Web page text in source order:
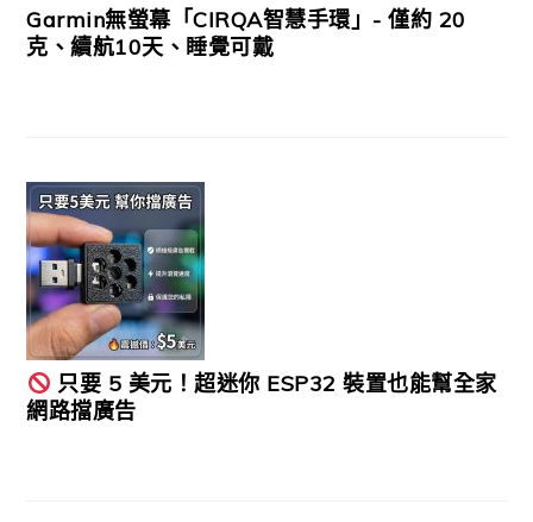
Garmin無螢幕「CIRQA智慧手環」- 僅約 20
克、續航10天、睡覺可戴
只要 5 美元！超迷你 ESP32 裝置也能幫全家
網路擋廣告